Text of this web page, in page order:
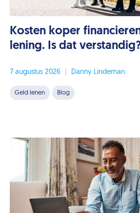
Kosten koper
lening. Is dat
7 augustus 2026 Danny Lindeman
Geld lenen Blog